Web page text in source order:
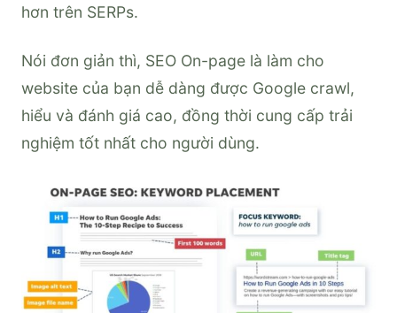
hơn trên SERPs.
Nói đơn giản thì, SEO On-page là làm cho
website của bạn dễ dàng được Google crawl,
hiểu và đánh giá cao, đồng thời cung cấp trải
nghiệm tốt nhất cho người dùng.